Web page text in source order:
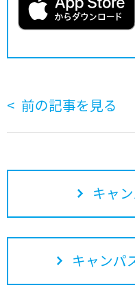
前の記事を見る
キャ
キャンパ